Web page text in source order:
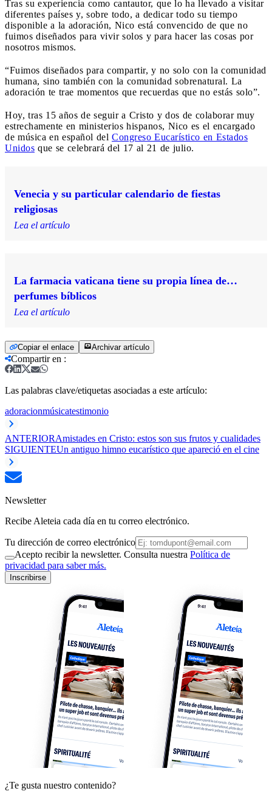
Tras su experiencia como cantautor, que lo ha llevado a visitar
diferentes países y, sobre todo, a dedicar todo su tiempo
disponible a la adoración, Nico está convencido de que no
fuimos diseñados para vivir solos y para hacer las cosas por
nosotros mismos.
“Fuimos diseñados para compartir, y no solo con la comunidad
humana, sino también con la comunidad sobrenatural. La
adoración te trae momentos que recuerdas que no estás solo”.
Hoy, tras 15 años de seguir a Cristo y dos de colaborar muy
estrechamente en ministerios hispanos, Nico es el encargado
de música en español del Congreso Eucarístico en Estados
Unidos que se celebrará del 17 al 21 de julio.
Venecia y su particular calendario de fiestas
religiosas
Lea el artículo
La farmacia vaticana tiene su propia línea de…
perfumes bíblicos
Lea el artículo
Copiar el enlace Archivar artículo
Compartir en :
Las palabras clave/etiquetas asociadas a este artículo:
adoracionmúsicatestimonio
ANTERIORAmistades en Cristo: estos son sus frutos y cualidades
SIGUIENTEUn antiguo himno eucarístico que apareció en el cine
Newsletter
Recibe Aleteia cada día en tu correo electrónico.
Tu dirección de correo electrónico
Acepto recibir la newsletter. Consulta nuestra Política de
privacidad para saber más.
Inscribirse
¿Te gusta nuestro contenido?